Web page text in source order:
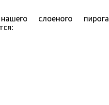
слоеного пирога